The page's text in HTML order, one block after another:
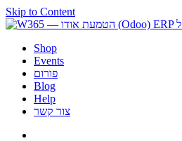
Skip to Content
Shop
Events
פורום
Blog
Help
צור קשר